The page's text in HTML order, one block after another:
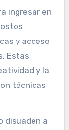
ingresar en
y acceso
Estas
y la
técnicas
disuaden a